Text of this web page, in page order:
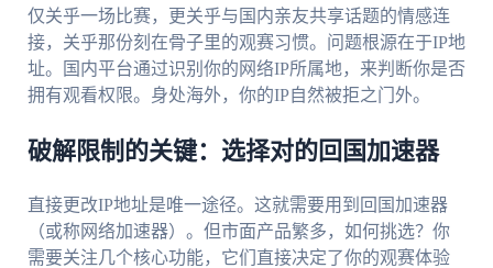
仅关乎一场比赛，更关乎与国内亲友共享话题的情感连
接，关乎那份刻在骨子里的观赛习惯。问题根源在于IP地
址。国内平台通过识别你的网络IP所属地，来判断你是否
拥有观看权限。身处海外，你的IP自然被拒之门外。
破解限制的关键：选择对的回国加速器
直接更改IP地址是唯一途径。这就需要用到回国加速器
（或称网络加速器）。但市面产品繁多，如何挑选？你
需要关注几个核心功能，它们直接决定了你的观赛体验